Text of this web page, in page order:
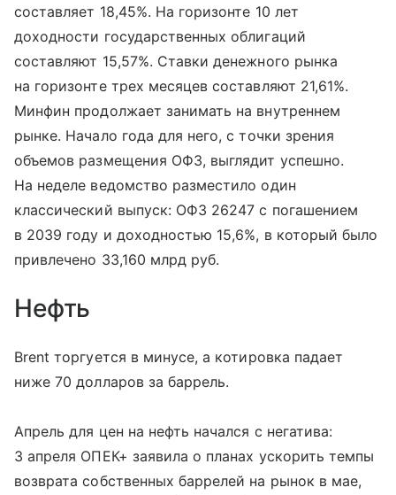
составляет 18,45%. На горизонте 10 лет
доходности государственных облигаций
составляют 15,57%. Ставки денежного рынка
на горизонте трех месяцев составляют 21,61%.
Минфин продолжает занимать на внутреннем
рынке. Начало года для него, с точки зрения
объемов размещения ОФЗ, выглядит успешно.
На неделе ведомство разместило один
классический выпуск: ОФЗ 26247 с погашением
в 2039 году и доходностью 15,6%, в который было
привлечено 33,160 млрд руб.
Нефть
Brent торгуется в минусе, а котировка падает
ниже 70 долларов за баррель.
Апрель для цен на нефть начался с негатива:
3 апреля ОПЕК+ заявила о планах ускорить темпы
возврата собственных баррелей на рынок в мае,